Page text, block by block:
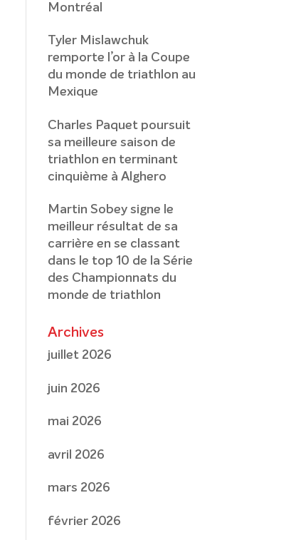
Montréal
Tyler Mislawchuk
remporte l’or à la Coupe
du monde de triathlon au
Mexique
Charles Paquet poursuit
sa meilleure saison de
triathlon en terminant
cinquième à Alghero
Martin Sobey signe le
meilleur résultat de sa
carrière en se classant
dans le top 10 de la Série
des Championnats du
monde de triathlon
Archives
juillet 2026
juin 2026
mai 2026
avril 2026
mars 2026
février 2026